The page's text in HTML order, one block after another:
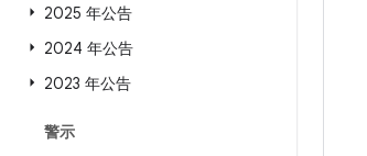
2025 年公告
2024 年公告
2023 年公告
警示